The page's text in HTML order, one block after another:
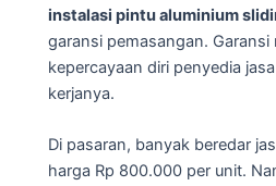
instalasi pintu aluminium
garansi pemasangan. Garansi
kepercayaan diri penyedia
kerjanya.
Di pasaran, banyak beredar
harga Rp 800.000 per unit.